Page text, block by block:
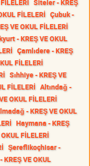
Siteler - KREŞ
FİLELERİ Çubuk -
VE OKUL FİLELERİ
- KREŞ VE OKUL
Çamlıdere - KREŞ
FİLELERİ
Sıhhiye - KREŞ VE
FİLELERİ Altındağ -
OKUL FİLELERİ
- KREŞ VE OKUL
Haymana - KREŞ
FİLELERİ
Şereflikoçhisar -
VE OKUL